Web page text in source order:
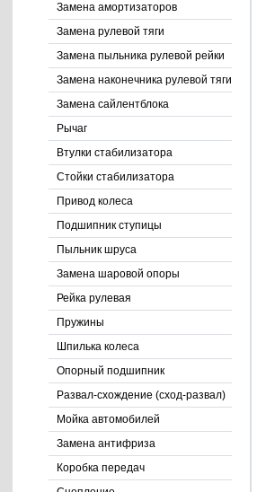
Замена амортизаторов
Замена рулевой тяги
Замена пыльника рулевой рейки
Замена наконечника рулевой тяги
Замена сайлентблока
Рычаг
Втулки стабилизатора
Стойки стабилизатора
Привод колеса
Подшипник ступицы
Пыльник шруса
Замена шаровой опоры
Рейка рулевая
Пружины
Шпилька колеса
Опорный подшипник
Развал-схождение (сход-развал)
Мойка автомобилей
Замена антифриза
Коробка передач